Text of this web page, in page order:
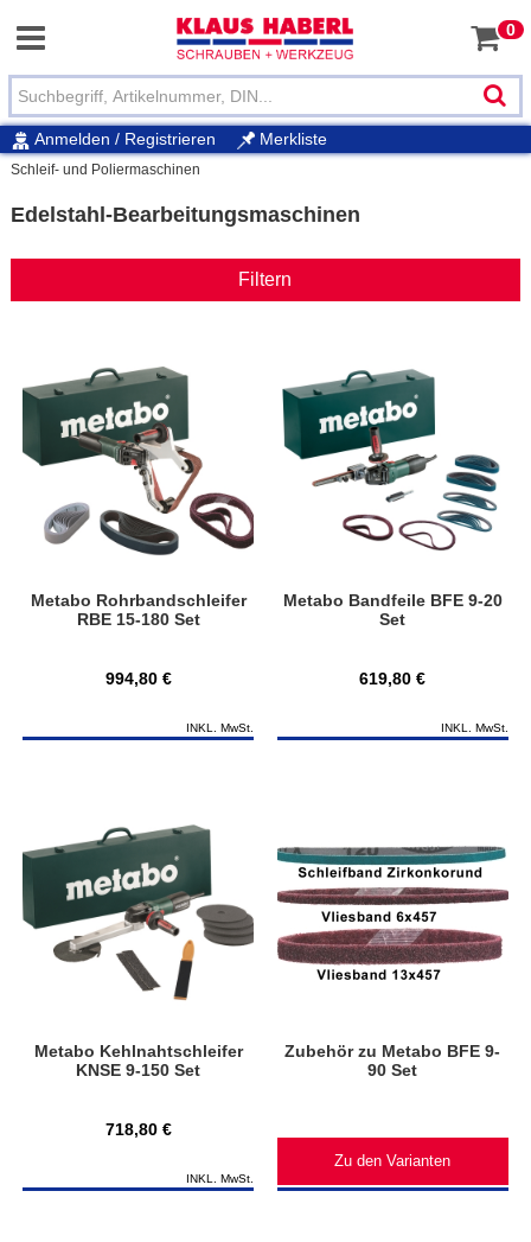
0
Anmelden / Registrieren Merkliste
Schleif- und Poliermaschinen
Edelstahl-Bearbeitungsmaschinen
Filtern
Metabo Rohrbandschleifer
RBE 15-180 Set
994,80 €
INKL. MwSt.
Metabo Bandfeile BFE 9-20
Set
619,80 €
INKL. MwSt.
Metabo Kehlnahtschleifer
KNSE 9-150 Set
718,80 €
INKL. MwSt.
Zubehör zu Metabo BFE 9-
90 Set
Zu den Varianten